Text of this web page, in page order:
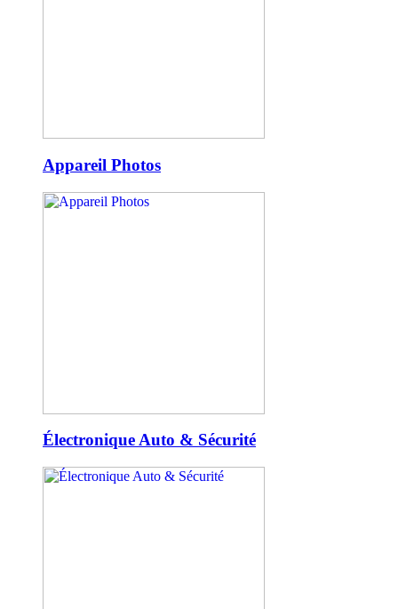
Appareil Photos
Électronique Auto & Sécurité